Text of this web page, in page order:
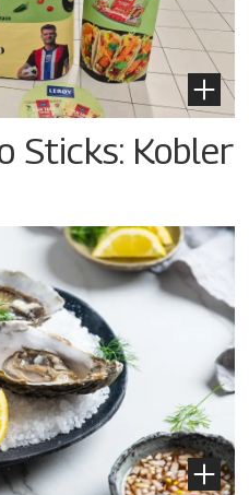
Sticks: Kobler